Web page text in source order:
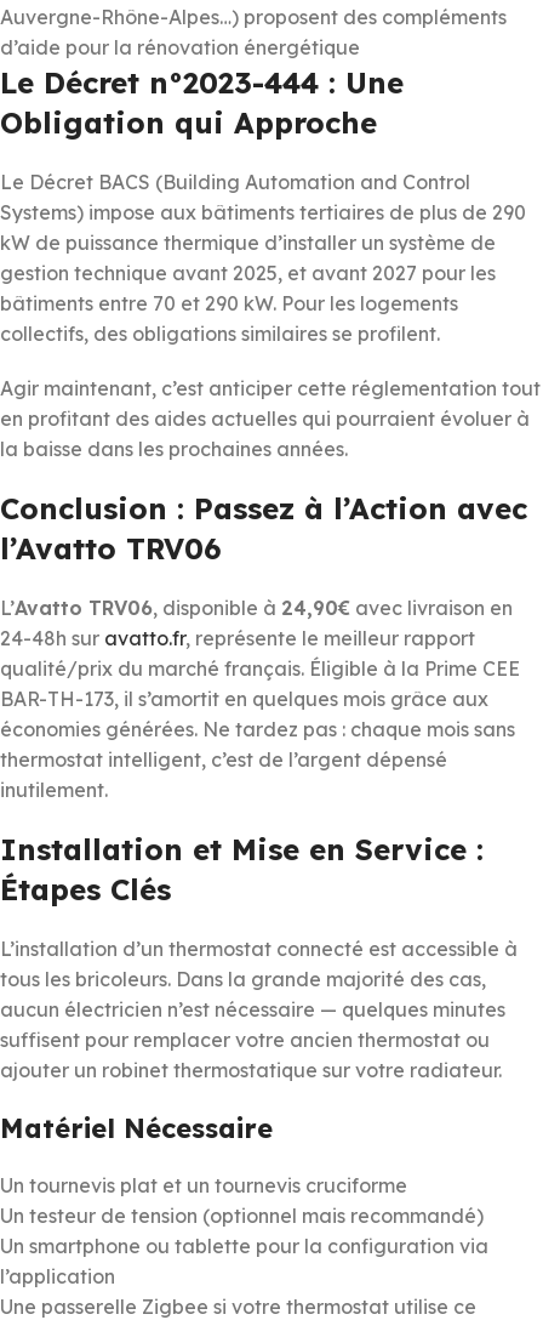
Auvergne-Rhône-Alpes…) proposent des compléments
d’aide pour la rénovation énergétique
Le Décret n°2023-444 : Une
Obligation qui Approche
Le Décret BACS (Building Automation and Control
Systems) impose aux bâtiments tertiaires de plus de 290
kW de puissance thermique d’installer un système de
gestion technique avant 2025, et avant 2027 pour les
bâtiments entre 70 et 290 kW. Pour les logements
collectifs, des obligations similaires se profilent.
Agir maintenant, c’est anticiper cette réglementation tout
en profitant des aides actuelles qui pourraient évoluer à
la baisse dans les prochaines années.
Conclusion : Passez à l’Action avec
l’Avatto TRV06
L’Avatto TRV06, disponible à 24,90€ avec livraison en
24-48h sur avatto.fr, représente le meilleur rapport
qualité/prix du marché français. Éligible à la Prime CEE
BAR-TH-173, il s’amortit en quelques mois grâce aux
économies générées. Ne tardez pas : chaque mois sans
thermostat intelligent, c’est de l’argent dépensé
inutilement.
Installation et Mise en Service :
Étapes Clés
L’installation d’un thermostat connecté est accessible à
tous les bricoleurs. Dans la grande majorité des cas,
aucun électricien n’est nécessaire — quelques minutes
suffisent pour remplacer votre ancien thermostat ou
ajouter un robinet thermostatique sur votre radiateur.
Matériel Nécessaire
Un tournevis plat et un tournevis cruciforme
Un testeur de tension (optionnel mais recommandé)
Un smartphone ou tablette pour la configuration via
l’application
Une passerelle Zigbee si votre thermostat utilise ce